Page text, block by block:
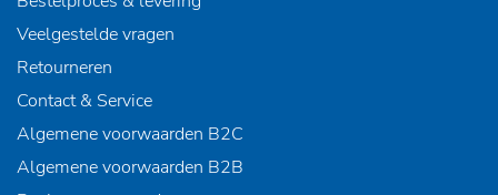
Veelgestelde vragen
Retourneren
Contact & Service
Algemene voorwaarden B2C
Algemene voorwaarden B2B